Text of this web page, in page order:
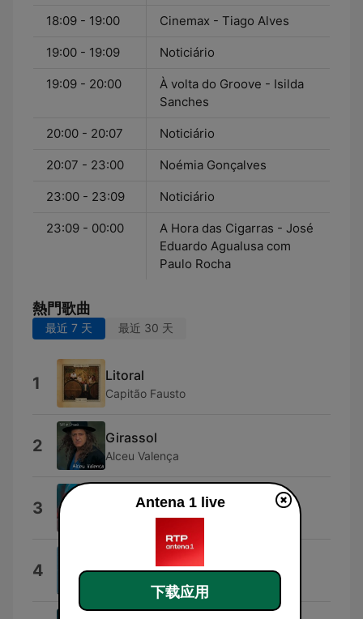
18:09 - 19:00 Cinemax - Tiago Alves
19:00 - 19:09 Noticiário
19:09 - 20:00
À volta do Groove - Isilda
Sanches
20:00 - 20:07 Noticiário
20:07 - 23:00 Noémia Gonçalves
23:00 - 23:09 Noticiário
23:09 - 00:00
A Hora das Cigarras - José
Eduardo Agualusa com
Paulo Rocha
熱門歌曲
最近 7 天 最近 30 天
1 Litoral
Capitão Fausto
2 Girassol
Alceu Valença
3 Espelho Cristalino (Ao Vivo)
Alceu Valença
4 L'amour y'a qu'ça d'vrai ?
Antena 1 live
下载应用